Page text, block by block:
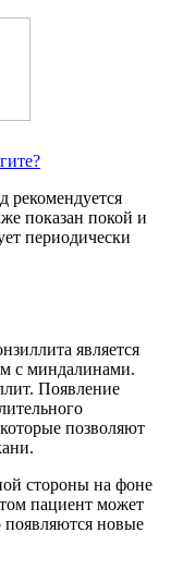
рекомендуется
показан покой и
периодически
является
с миндалинами.
Появление
позволяют
стороны на фоне
пациент может
новые